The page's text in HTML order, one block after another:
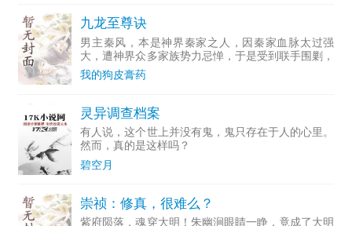
九龙至尊诀
男主秦风，本是神界秦家之人，因秦家血脉太过强
大，遭神界众多家族势力忌惮，于是受到联手围剿，
秦家崩裂，一夜之间死伤无数。秦风身为秦家神子，
则是在家族神宝（通灵神玉)的保护下，得此保命，
我的狗皮膏药
灵异调查档案
有人说，这个世上并没有鬼，鬼只存在于人的心里。
然而，真的是这样吗？
碧空月
崇祯：修真，很难么？
紫府陨落，魂穿大明！朱幽涧眼睛一睁，竟成了大明